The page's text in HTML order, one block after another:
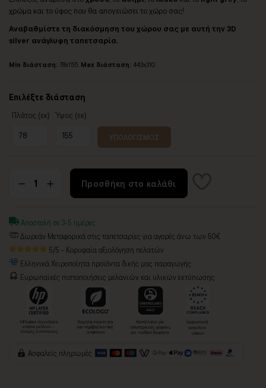
χρώμα και το ύφος που θα απογειώσει το χώρο σας!
Αναβαθμίστε τη διακόσμηση του χώρου σας με αυτή την 3D
silver ανάγλυφη ταπετσαρία.
Min διάσταση: 78x155. Max διάσταση: 443x310
Επιλέξτε διάσταση
Πλάτος (εκ) Ύψος (εκ)
ΥΠΟΛΟΓΙΣΜΟΣ
Προσθήκη στο καλάθι
Αποστολή σε 3-5 ημέρες
Δωρεάν Μεταφορικά στις ταπετσαρίες για αγορές άνω των 50€
5/5 - Κορυφαία αξιολόγηση πελατών
Ελληνικά Χειροποίητα προϊόντα δικής μας παραγωγής
Ευρωπαϊκές πιστοποιήσεις μελανιών και υλικών εκτύπωσης:
Ασφαλείς πληρωμές